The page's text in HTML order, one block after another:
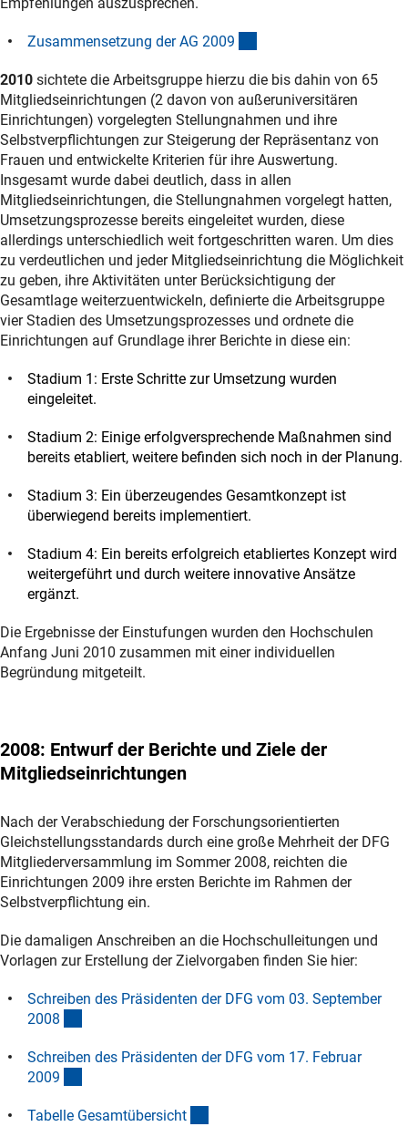
Zusammensetzung der AG 2009
2010 sichtete die Arbeitsgruppe hierzu die bis dahin von 65
Mitgliedseinrichtungen (2 davon von außeruniversitären
Einrichtungen) vorgelegten Stellungnahmen und ihre
Selbstverpflichtungen zur Steigerung der Repräsentanz von
Frauen und entwickelte Kriterien für ihre Auswertung.
Insgesamt wurde dabei deutlich, dass in allen
Mitgliedseinrichtungen, die Stellungnahmen vorgelegt hatten,
Umsetzungsprozesse bereits eingeleitet wurden, diese
allerdings unterschiedlich weit fortgeschritten waren. Um dies
zu verdeutlichen und jeder Mitgliedseinrichtung die Möglichkeit
zu geben, ihre Aktivitäten unter Berücksichtigung der
Gesamtlage weiterzuentwickeln, definierte die Arbeitsgruppe
vier Stadien des Umsetzungsprozesses und ordnete die
Einrichtungen auf Grundlage ihrer Berichte in diese ein:
Stadium 1: Erste Schritte zur Umsetzung wurden
eingeleitet.
Stadium 2: Einige erfolgversprechende Maßnahmen sind
bereits etabliert, weitere befinden sich noch in der Planung.
Stadium 3: Ein überzeugendes Gesamtkonzept ist
überwiegend bereits implementiert.
Stadium 4: Ein bereits erfolgreich etabliertes Konzept wird
weitergeführt und durch weitere innovative Ansätze
ergänzt.
Die Ergebnisse der Einstufungen wurden den Hochschulen
Anfang Juni 2010 zusammen mit einer individuellen
Begründung mitgeteilt.
2008: Entwurf der Berichte und Ziele der
Mitgliedseinrichtungen
Nach der Verabschiedung der Forschungsorientierten
Gleichstellungsstandards durch eine große Mehrheit der DFG
Mitgliederversammlung im Sommer 2008, reichten die
Einrichtungen 2009 ihre ersten Berichte im Rahmen der
Selbstverpflichtung ein.
Die damaligen Anschreiben an die Hochschulleitungen und
Vorlagen zur Erstellung der Zielvorgaben finden Sie hier:
Schreiben des Präsidenten der DFG vom 03. September
2008
Schreiben des Präsidenten der DFG vom 17. Februar
2009
Tabelle Gesamtübersicht